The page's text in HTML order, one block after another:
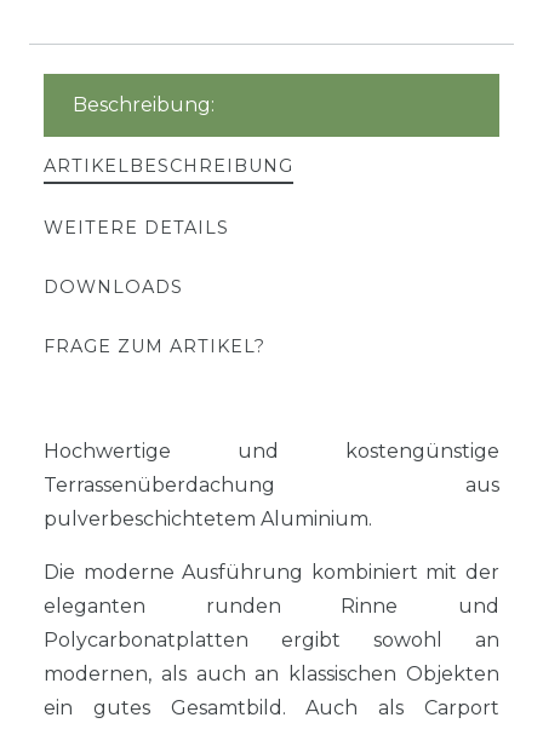
Beschreibung:
ARTIKELBESCHREIBUNG
WEITERE DETAILS
DOWNLOADS
FRAGE ZUM ARTIKEL?
Hochwertige und kostengünstige
Terrassenüberdachung aus
pulverbeschichtetem Aluminium.
Die moderne Ausführung kombiniert mit der
eleganten runden Rinne und
Polycarbonatplatten ergibt sowohl an
modernen, als auch an klassischen Objekten
ein gutes Gesamtbild. Auch als Carport